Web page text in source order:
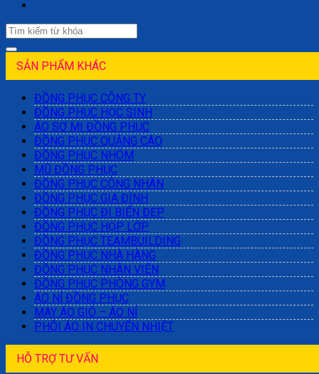
SẢN PHẨM KHÁC
ĐỒNG PHỤC CÔNG TY
ĐỒNG PHỤC HỌC SINH
ÁO SƠ MI ĐỒNG PHỤC
ĐỒNG PHỤC QUẢNG CÁO
ĐỒNG PHỤC NHÓM
MŨ ĐỒNG PHỤC
ĐỒNG PHỤC CÔNG NHÂN
ĐỒNG PHỤC GIA ĐÌNH
ĐỒNG PHỤC ĐI BIỂN ĐẸP
ĐỒNG PHỤC HỌP LỚP
ĐỒNG PHỤC TEAMBUILDING
ĐỒNG PHỤC NHÀ HÀNG
ĐỒNG PHỤC NHÂN VIÊN
ĐỒNG PHỤC PHÒNG GYM
ÁO NỈ ĐỒNG PHỤC
MAY ÁO GIÓ – ÁO NỈ
PHÔI ÁO IN CHUYỂN NHIỆT
HỖ TRỢ TƯ VẤN